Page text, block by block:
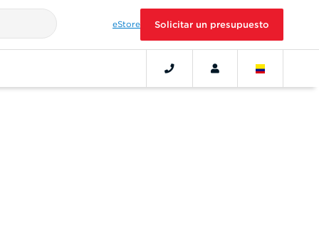
eStore Solicitar un presupuesto